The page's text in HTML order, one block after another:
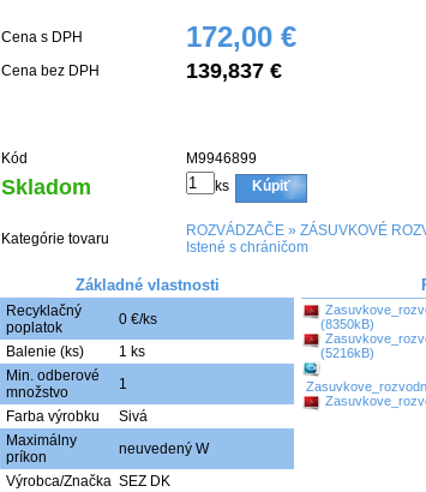
Cena s DPH 172,00 €
Cena bez DPH 139,837 €
Kód M9946899
Skladom ks Kúpiť
Kategórie tovaru ROZVÁDZAČE » ZÁSUVKOVÉ
Istené s chráničom
Základné vlastnosti
Recyklačný
poplatok
0 €/ks
Balenie (ks)
1 ks
Min. odberové
množstvo
1
Farba výrobku
Sivá
Maximálny
príkon
neuvedený W
Výrobca/Značka SEZ DK
(8350kB)
(5216kB)